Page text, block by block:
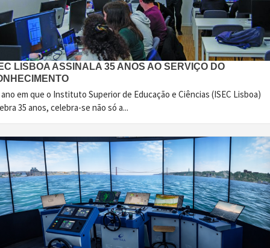
LISBOA ASSINALA 35 ANOS AO SERVIÇO DO
em que o Instituto Superior de Educação e Ciências (ISEC Lisboa)
35 anos, celebra-se não só a...